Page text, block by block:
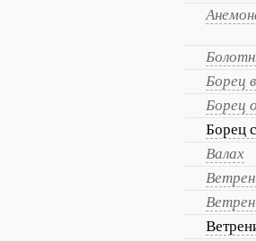
Борец
Борец
Борец
Валах